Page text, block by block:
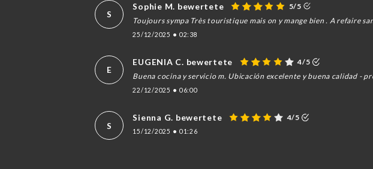
S
Sophie M. bewertete
5/5
Toujours sympa Très touristique mais on y mange bien . A refaire
25/12/2025 • 02:38
E
EUGENIA C. bewertete
4/5
Buena cocina y servicio m. Ubicación excelente y buena calidad -
22/12/2025 • 06:00
S
Sienna G. bewertete 4/5
15/12/2025 • 01:26